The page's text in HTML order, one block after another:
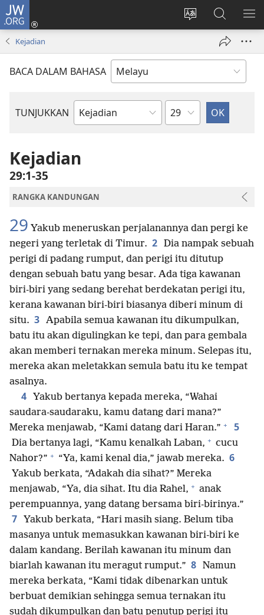
JW.ORG
Tukar
bahasa
web
Log
Masuk
baharu)
Cari
JW.ORG
Kejadian
BACA DALAM BAHASA
TUNJUKKAN
Buku
Bab
Kejadian
29:1-35
RANGKA KANDUNGAN
29 Yakub meneruskan perjalanannya dan pergi ke
negeri yang terletak di Timur. 2 Dia nampak sebuah
perigi di padang rumput, dan perigi itu ditutup
dengan sebuah batu yang besar. Ada tiga kawanan
biri-biri yang sedang berehat berdekatan perigi itu,
kerana kawanan biri-biri biasanya diberi minum di
situ. 3 Apabila semua kawanan itu dikumpulkan,
batu itu akan digulingkan ke tepi, dan para gembala
akan memberi ternakan mereka minum. Selepas itu,
mereka akan meletakkan semula batu itu ke tempat
asalnya.
4
Yakub bertanya kepada mereka, “Wahai
saudara-saudaraku, kamu datang dari mana?”
Mereka menjawab, “Kami datang dari Haran.” + 5
Dia bertanya lagi, “Kamu kenalkah Laban, + cucu
Nahor?” + “Ya, kami kenal dia,” jawab mereka. 6
Yakub berkata, “Adakah dia sihat?” Mereka
menjawab, “Ya, dia sihat. Itu dia Rahel, + anak
perempuannya, yang datang bersama biri-birinya.”
7
Yakub berkata, “Hari masih siang. Belum tiba
masanya untuk memasukkan kawanan biri-biri ke
dalam kandang. Berilah kawanan itu minum dan
biarlah kawanan itu meragut rumput.” 8 Namun
mereka berkata, “Kami tidak dibenarkan untuk
berbuat demikian sehingga semua ternakan itu
sudah dikumpulkan dan batu penutup perigi itu